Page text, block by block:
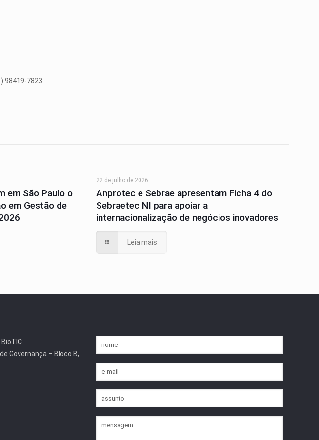
98419-7823
em São Paulo o
em Gestão de
22 de julho de 2026
Anprotec e Sebrae apresentam Ficha 4 do
Sebraetec NI para apoiar a
internacionalização de negócios inovadores
Leia mais
Governança – Bloco B,